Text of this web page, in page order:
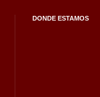
DONDE ESTAMOS